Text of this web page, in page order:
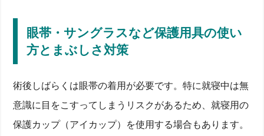
眼帯・サングラスなど保護用具の使い
方とまぶしさ対策
術後しばらくは眼帯の着用が必要です。特に就寝中は無
意識に目をこすってしまうリスクがあるため、就寝用の
保護カップ（アイカップ）を使用する場合もあります。